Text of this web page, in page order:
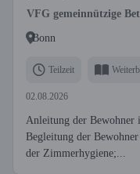
VFG gemeinnützige
Bonn
Teilzeit
02.08.2026
Anleitung der Bewohner
Begleitung der
der Zimmerhygiene;...